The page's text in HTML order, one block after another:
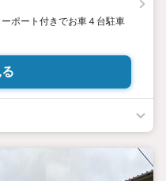
ーポート付きでお車４台駐車